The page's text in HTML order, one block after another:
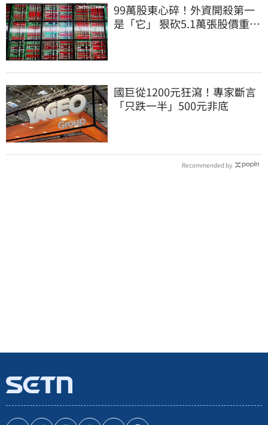
99萬股東心碎！外資開殺第一
是「它」 狠砍5.1萬張股價重挫
國巨從1200元狂瀉！專家斷言
「只跌一半」500元非底
Recommended by